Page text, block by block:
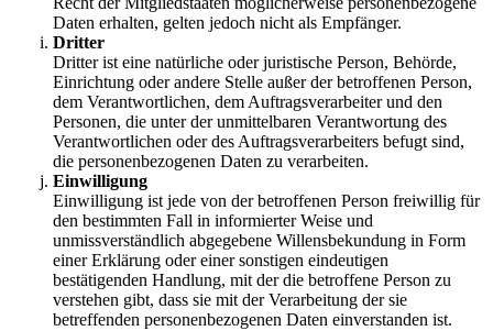
Daten erhalten, gelten jedoch nicht als Empfänger.
Dritter
Dritter ist eine natürliche oder juristische Person, Behörde,
Einrichtung oder andere Stelle außer der betroffenen Person,
dem Verantwortlichen, dem Auftragsverarbeiter und den
Personen, die unter der unmittelbaren Verantwortung des
Verantwortlichen oder des Auftragsverarbeiters befugt sind,
die personenbezogenen Daten zu verarbeiten.
Einwilligung
Einwilligung ist jede von der betroffenen Person freiwillig für
den bestimmten Fall in informierter Weise und
unmissverständlich abgegebene Willensbekundung in Form
einer Erklärung oder einer sonstigen eindeutigen
bestätigenden Handlung, mit der die betroffene Person zu
verstehen gibt, dass sie mit der Verarbeitung der sie
betreffenden personenbezogenen Daten einverstanden ist.